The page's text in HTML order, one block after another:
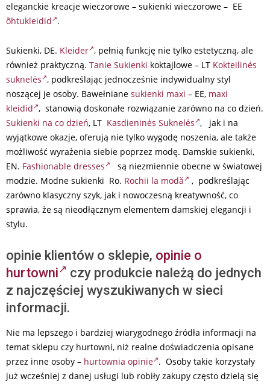
eleganckie kreacje wieczorowe – sukienki wieczorowe – EE
õhtukleidid .
Sukienki, DE. Kleider , pełnią funkcję nie tylko estetyczną, ale
również praktyczną. Tanie Sukienki koktajlowe – LT Kokteilinės
suknelės , podkreślając jednocześnie indywidualny styl
noszącej je osoby. Bawełniane sukienki maxi – EE, maxi
kleidid , stanowią doskonałe rozwiązanie zarówno na co dzień.
Sukienki na co dzień, LT Kasdieninės Suknelės , jak i na
wyjątkowe okazje, oferują nie tylko wygodę noszenia, ale także
możliwość wyrażenia siebie poprzez modę. Damskie sukienki,
EN. Fashionable dresses
są niezmiennie obecne w światowej
modzie. Modne sukienki Ro. Rochii la modă
, podkreślając
zarówno klasyczny szyk, jak i nowoczesną kreatywność, co
sprawia, że są nieodłącznym elementem damskiej elegancji i
stylu.
opinie klientów o sklepie, opinie o
hurtowni
czy produkcie należą do jednych
z najczęściej wyszukiwanych w sieci
informacji.
Nie ma lepszego i bardziej wiarygodnego źródła informacji na
temat sklepu czy hurtowni, niż realne doświadczenia opisane
przez inne osoby – hurtownia opinie . Osoby takie korzystały
już wcześniej z danej usługi lub robiły zakupy często dzielą się